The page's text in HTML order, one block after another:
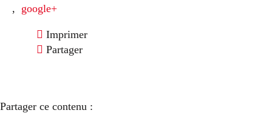
, google+
Imprimer
Partager
Partager ce contenu :